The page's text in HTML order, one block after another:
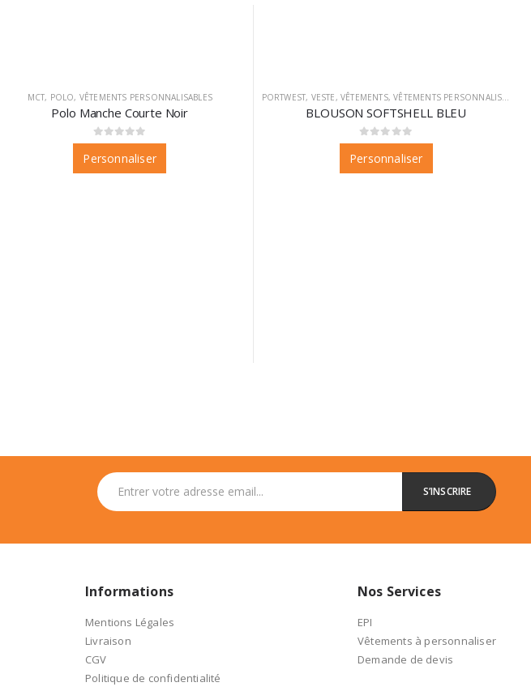
VÊTEMENTS PERSONNALISABLES
MCT, POLO, VÊTEMENTS PERSONNALISABLES
Polo Manche Courte Noir
0sur 5
Personnaliser
PORTWEST, VESTE, VÊTEMENTS,VÊTEMENTS PERSONNALISABLES
BLOUSON SOFTSHELL BLEU
0sur 5
Personnaliser
Informations
Mentions Légales
Livraison
CGV
Politique de confidentialité
Nos Services
EPI
Vêtements à personnaliser
Demande de devis